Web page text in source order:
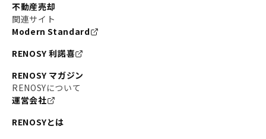
不動産売却
関連サイト
Modern Standard
RENOSY 利諾喜
RENOSY マガジン
RENOSYについて
運営会社
RENOSYとは